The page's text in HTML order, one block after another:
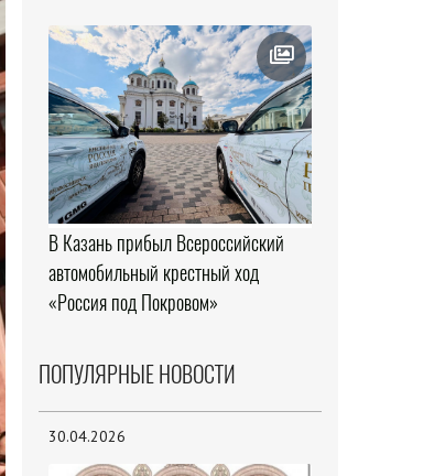
В Казань прибыл Всероссийский
автомобильный крестный ход
«Россия под Покровом»
ПОПУЛЯРНЫЕ НОВОСТИ
30.04.2026